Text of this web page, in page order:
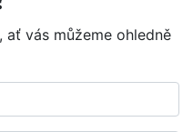
ať vás můžeme ohledně